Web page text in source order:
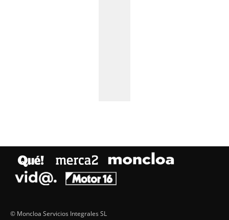
© Moncloa Servicios Integrales SL